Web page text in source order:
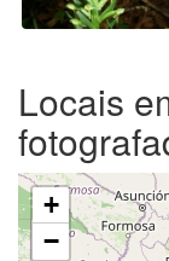
Locais
+
−